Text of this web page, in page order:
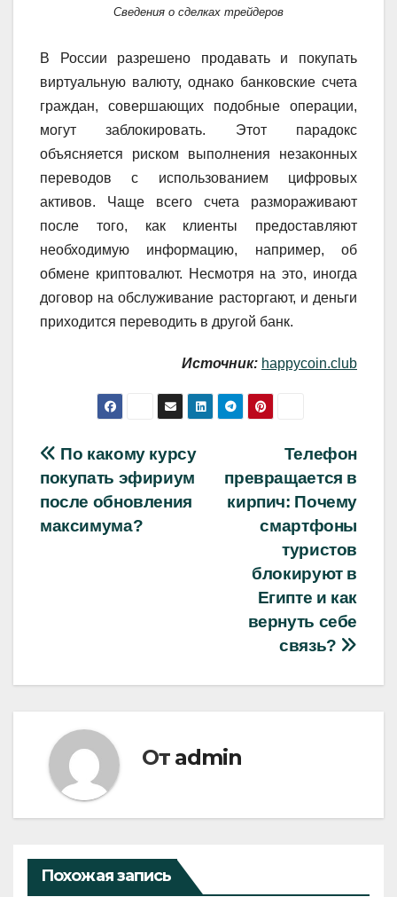
Сведения о сделках трейдеров
В России разрешено продавать и покупать
виртуальную валюту, однако банковские счета
граждан, совершающих подобные операции,
могут заблокировать. Этот парадокс
объясняется риском выполнения незаконных
переводов с использованием цифровых
активов. Чаще всего счета размораживают
после того, как клиенты предоставляют
необходимую информацию, например, об
обмене криптовалют. Несмотря на это, иногда
договор на обслуживание расторгают, и деньги
приходится переводить в другой банк.
Источник: happycoin.club
Навигация
по
записям
Телефон
превращается в
кирпич: Почему
смартфоны
туристов
блокируют в
Египте и как
вернуть себе
связь?
По какому курсу
покупать эфириум
после обновления
максимума?
От admin
Похожая запись